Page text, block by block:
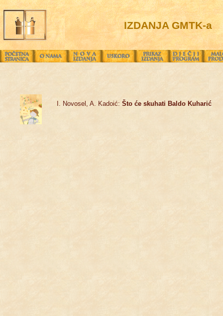
IZDANJA GMTK-a
I. Novosel, A. Kadoić: Što će skuhati Baldo Kuharić